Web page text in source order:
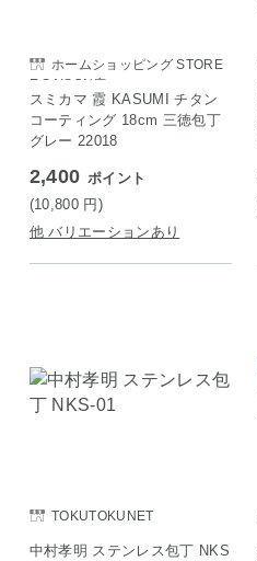
ホームショッピング STORE
E SAISON店
スミカマ 霞 KASUMI チタン
コーティング 18cm 三徳包丁
グレー 22018
2,400 ポイント
(10,800 円)
他 バリエーションあり
TOKUTOKUNET
中村孝明 ステンレス包丁 NKS